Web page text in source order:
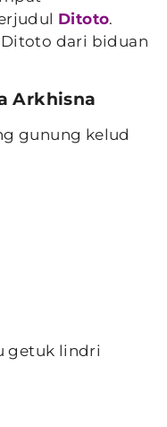
Ditoto.
Ditoto dari biduan
Arkhisna
gunung kelud
getuk lindri